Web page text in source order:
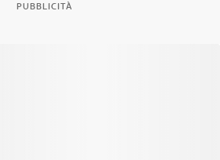
PUBBLICITÀ